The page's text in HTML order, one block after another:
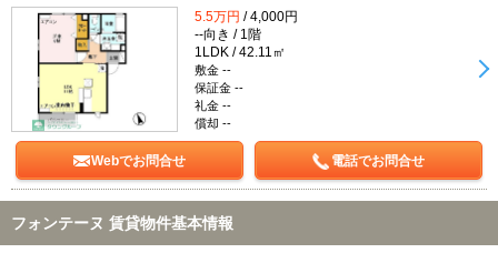
5.5万円 / 4,000円
--向き / 1階
1LDK / 42.11㎡
敷金 --
保証金 --
礼金 --
償却 --
Webでお問合せ 電話でお問合せ
フォンテーヌ 賃貸物件基本情報